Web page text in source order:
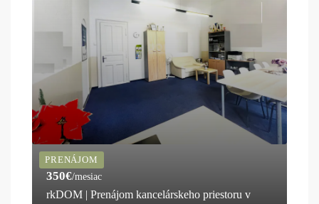
PRENÁJOM
350€/mesiac
rkDOM | Prenájom kancelárskeho priestoru v